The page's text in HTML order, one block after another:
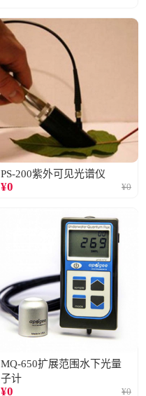
PS-200紫外可见光谱仪
¥0 ¥0
MQ-650扩展范围水下光量
子计
¥0 ¥0